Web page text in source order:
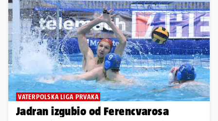
VATERPOLSKA LIGA PRVAKA
Jadran izgubio od Ferencvarosa